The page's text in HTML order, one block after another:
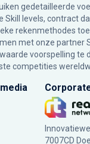
gedetailleerde
Skill levels, contract
rekenmethodes toe
met onze partner
voorspelling te
competities
7007CD